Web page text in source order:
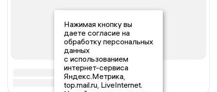
Нажимая кнопку вы
даете согласие на
обработку персональных
данных
с использованием
интернет-сервиса
Яндекс.Метрика,
top.mail.ru, LiveInternet.